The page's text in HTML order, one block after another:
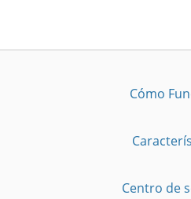
Cómo
Centro de